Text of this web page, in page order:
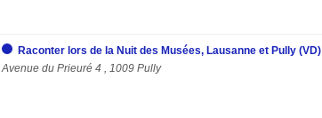
Raconter lors de la Nuit des Musées, Lausanne et Pully (VD)
Avenue du Prieuré 4 , 1009 Pully